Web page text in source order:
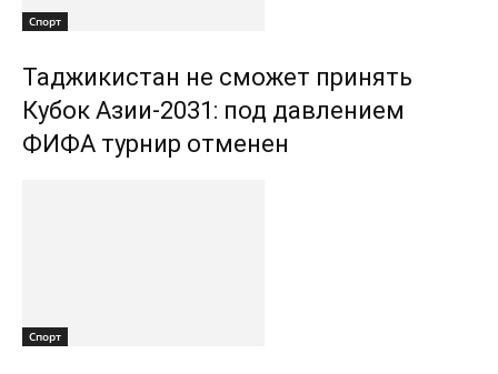
Спорт
Таджикистан не сможет принять
Кубок Азии-2031: под давлением
ФИФА турнир отменен
Спорт